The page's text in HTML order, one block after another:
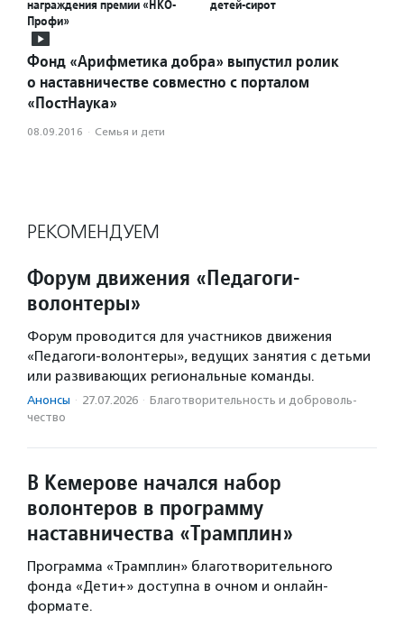
награждения премии «НКО-
Профи»
детей-сирот
Фонд «Арифметика добра» выпустил ролик
о наставничестве совместно с порталом
«ПостНаука»
08.09.2016 · Семья и дети
РЕКОМЕНДУЕМ
Форум движения «Педагоги-
волонтеры»
Форум проводится для участников движения
«Педагоги-волонтеры», ведущих занятия с детьми
или развивающих региональные команды.
Анонсы · 27.07.2026 · Благотвори­тель­ность и доброволь­
чест­во
В Кемерове начался набор
волонтеров в программу
наставничества «Трамплин»
Программа «Трамплин» благотворительного
фонда «Дети+» доступна в очном и онлайн-
формате.